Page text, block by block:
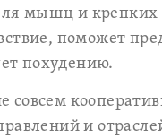
мышц и крепких
поможет
похудению.
совсем
и